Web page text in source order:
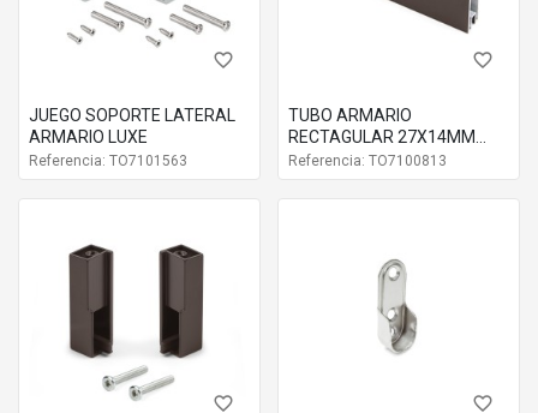
Código
EM6002625
Materiales
Embalaje
10 UN
Componentes
1 soporte
favorite_border
JUEGO SOPORTE LATERAL
ARMARIO LUXE
Referencia: TO7101563
favorite_border
TUBO ARMARIO
RECTAGULAR 27X14MM
LUXE CON GOMA
Referencia: TO7100813
favorite_border favorite_border